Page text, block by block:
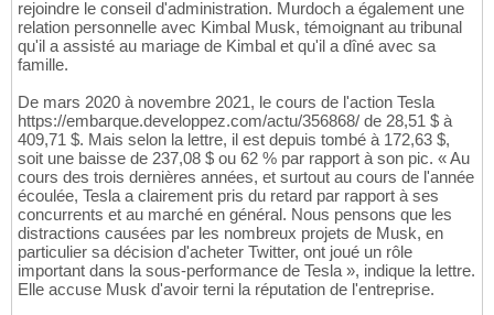
rejoindre le conseil d'administration. Murdoch a également une
relation personnelle avec Kimbal Musk, témoignant au tribunal
qu'il a assisté au mariage de Kimbal et qu'il a dîné avec sa
famille.
De mars 2020 à novembre 2021, le cours de l'action Tesla
https://embarque.developpez.com/actu/356868/ de 28,51 $ à
409,71 $. Mais selon la lettre, il est depuis tombé à 172,63 $,
soit une baisse de 237,08 $ ou 62 % par rapport à son pic. « Au
cours des trois dernières années, et surtout au cours de l'année
écoulée, Tesla a clairement pris du retard par rapport à ses
concurrents et au marché en général. Nous pensons que les
distractions causées par les nombreux projets de Musk, en
particulier sa décision d'acheter Twitter, ont joué un rôle
important dans la sous-performance de Tesla », indique la lettre.
Elle accuse Musk d'avoir terni la réputation de l'entreprise.